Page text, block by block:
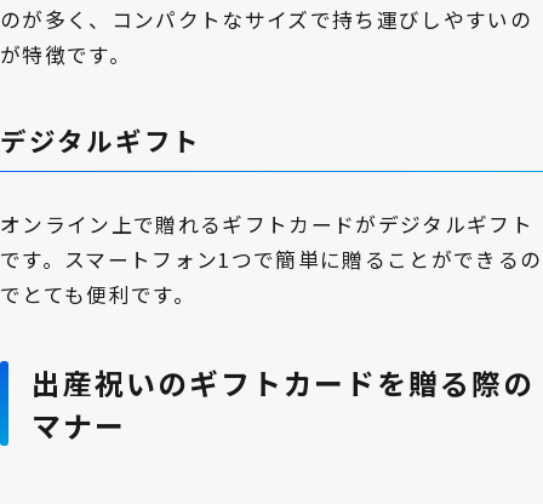
のが多く、コンパクトなサイズで持ち運びしやすいの
が特徴です。
デジタルギフト
オンライン上で贈れるギフトカードがデジタルギフト
です。スマートフォン1つで簡単に贈ることができるの
でとても便利です。
出産祝いのギフトカードを贈る際の
マナー